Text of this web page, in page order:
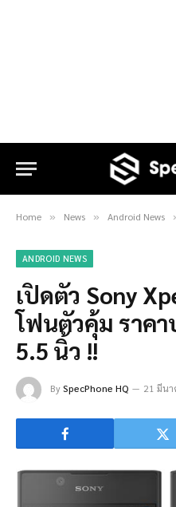
Home » News » Android News
ANDROID NEWS
เปิดตัว Sony
โฟนตัวคุ้ม ราค
5.5 นิ้ว !!
BySpecPhone HQ 21 มีน